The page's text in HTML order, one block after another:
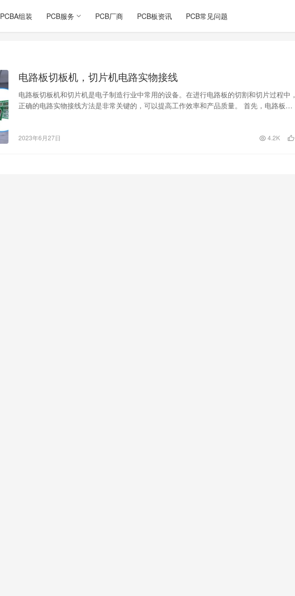
PCBA组装 PCB服务 PCB厂商 PCB板资讯 PCB常见问题
电路板切板机，切片机电路实物接线
电路板切板机和切片机是电子制造行业中常用的设备。在进行电路板的切割和切片过程中，
正确的电路实物接线方法是非常关键的，可以提高工作效率和产品质量。 首先，电路板切
2023年6月27日 4.2K